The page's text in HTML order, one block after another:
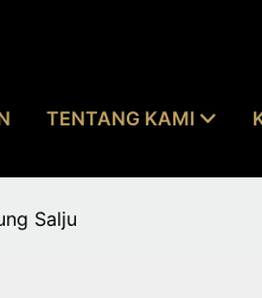
TENTANG KAMI
Salju